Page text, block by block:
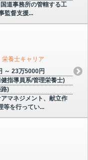
道事務所の管轄する工
監督支援...
養士キャリア
～ 23万5000円
指導員系/管理栄養士)
)
マネジメント、献立作
等を行ってい...